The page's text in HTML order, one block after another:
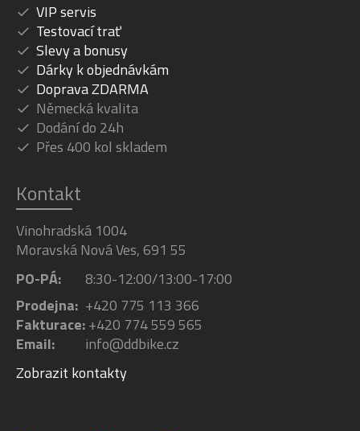
VIP servis
Testovací trať
Slevy a bonusy
Dárky k objednávkám
Doprava ZDARMA
Německá kvalita
Dodání do 24h
Přes 400 kol skladem
Kontakt
Vinohradská 1004
Moravská Nová Ves, 691 55
PO-PÁ:
8:30-12:00/13:00-17:00
Prodejna: +420 775 113 366
Fakturace:+420 774 559 565
Email:
info@ddbike.cz
Zobrazit kontakty